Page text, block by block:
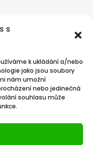
s
k ukládání a/nebo
jako jsou soubory
nám umožní
nebo jedinečná
souhlasu může